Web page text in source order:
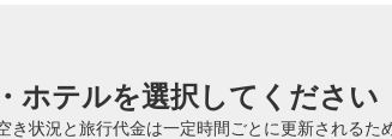
ホテルを選択してください
き状況と旅行代金は一定時間ごとに更新される